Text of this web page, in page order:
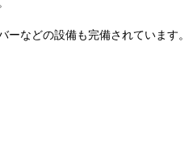
などの設備も完備されています